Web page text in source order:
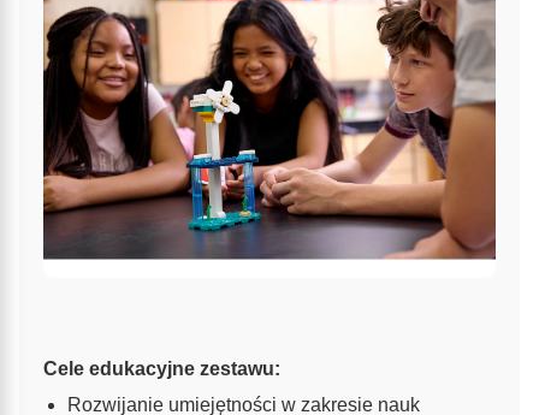
Cele edukacyjne zestawu:
Rozwijanie umiejętności w zakresie nauk